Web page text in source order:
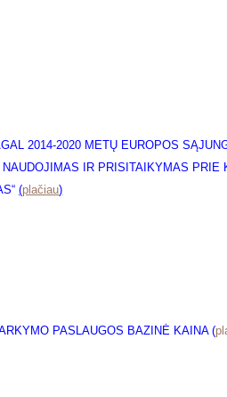
2014-2020 METŲ EUROPOS
IR PRISITAIKYMAS PRIE
(plačiau)
PASLAUGOS BAZINĖ KAINA (